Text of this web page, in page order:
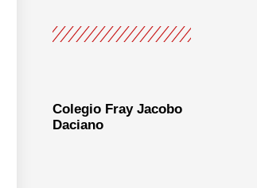
Colegio Fray Jacobo
Daciano